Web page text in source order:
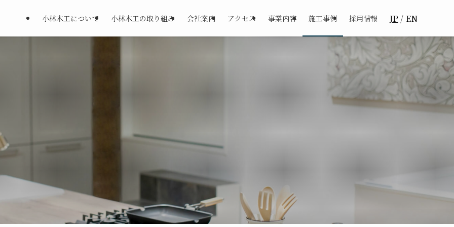
小林木工について 小林木工の取り組み 会社案内 アクセス 事業内容 施工事例 採用情報 EN
JP